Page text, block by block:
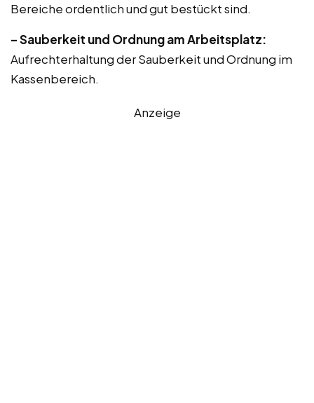
Bereiche ordentlich und gut bestückt sind.
– Sauberkeit und Ordnung am Arbeitsplatz:
Aufrechterhaltung der Sauberkeit und Ordnung im
Kassenbereich.
Anzeige